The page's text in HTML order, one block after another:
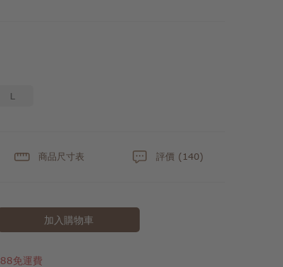
L
商品尺寸表 評價 (140)
加入購物車
免運費